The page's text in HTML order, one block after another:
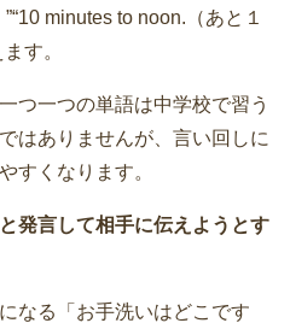
minutes to noon.（あと１
す。
つ一つの単語は中学校で習う
はありませんが、言い回しに
すくなります。
発言して相手に伝えようとす
なる「お手洗いはどこです